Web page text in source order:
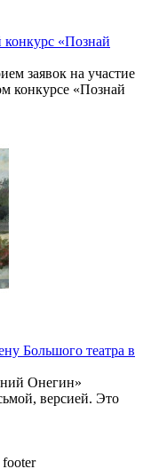
«Познай
заявок на участие
конкурсе «Познай
Большого театра в
Онегин»
версией. Это